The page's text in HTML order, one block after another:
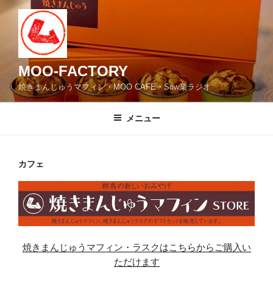
MOO-FACTORY
焼きまんじゅうマフィン・MOO CAFE・Sow業ラジオ
メニュー
カフェ
焼きまんじゅうマフィン・ラスクはこちらからご購入い
ただけます